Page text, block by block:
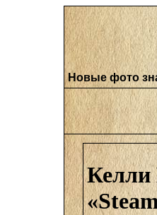
Новые фото
Келли